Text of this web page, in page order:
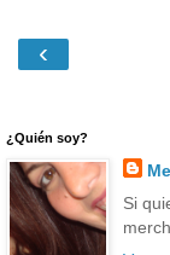
‹
¿Quién soy?
Si